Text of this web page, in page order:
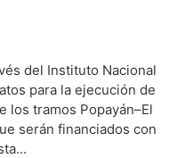
del Instituto Nacional
para la ejecución de
los tramos Popayán–El
serán financiados con